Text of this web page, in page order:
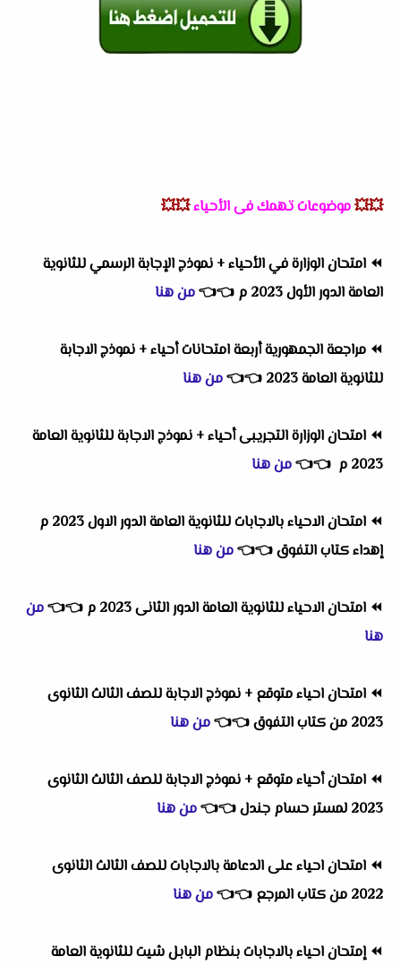
💥💥موضوعات تهمك فى الأحياء💥💥
⏪ امتحان الوزارة في الأحياء + نموذج الإجابة الرسمي للثانوية
العامة الدور الأول 2023 م
👈
👈من هنا
⏪ مراجعة الجمهورية أربعة امتحانات أحياء + نموذج الاجابة
للثانوية العامة 2023
👈
👈من هنا
⏪ امتحان الوزارة التجريبى أحياء + نموذج الاجابة للثانوية العامة
2023 م
👈
👈من هنا
⏪
امتحان الاحياء بالاجابات للثانوية العامة الدور الاول 2023 م
إهداء كتاب التفوق👈
👈من هنا
⏪ امتحان الاحياء للثانوية العامة الدور الثانى 2023 م 👈
👈من
هنا
⏪ امتحان احياء متوقع + نموذج الاجابة للصف الثالث الثانوى
2023 من كتاب التفوق
👈
👈من هنا
⏪ امتحان أحياء متوقع + نموذج الاجابة للصف الثالث الثانوى
2023 لمستر حسام جندل
👈
👈من هنا
⏪ امتحان احياء على الدعامة بالاجابات للصف الثالث الثانوى
2022 من كتاب المرجع
👈
👈من هنا
⏪إمتحان احياء بالاجابات بنظام البابل شيت للثانوية العامة